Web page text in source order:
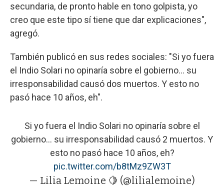
secundaria, de pronto hable en tono golpista, yo
creo que este tipo sí tiene que dar explicaciones",
agregó.
También publicó en sus redes sociales: "Si yo fuera
el Indio Solari no opinaría sobre el gobierno... su
irresponsabilidad causó dos muertos. Y esto no
pasó hace 10 años, eh".
Si yo fuera el Indio Solari no opinaría sobre el
gobierno... su irresponsabilidad causó 2 muertos. Y
esto no pasó hace 10 años, eh?
pic.twitter.com/b8tMz9ZW3T
— Lilia Lemoine 🍋 (@lilialemoine)